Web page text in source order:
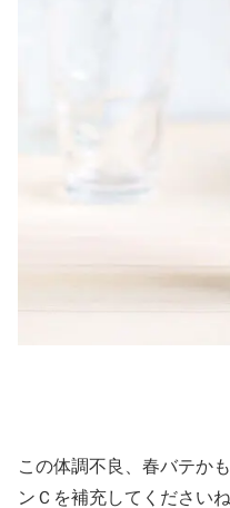
この体調不良、春バテか
ンＣを補充してくださいね